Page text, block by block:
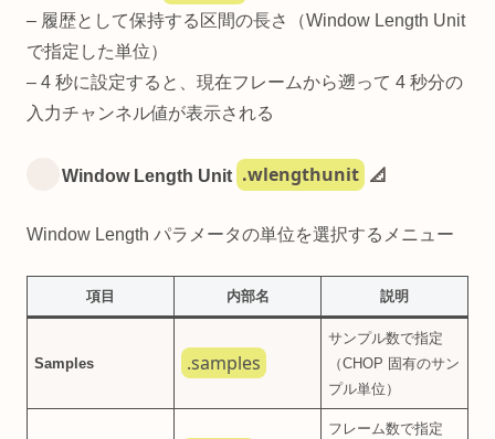
– 履歴として保持する区間の長さ（Window Length Unit
で指定した単位）
– 4 秒に設定すると、現在フレームから遡って 4 秒分の
入力チャンネル値が表示される
Window Length Unit .wlengthunit 📐
Window Length パラメータの単位を選択するメニュー
項目 内部名 説明
Samples .samples
サンプル数で指定
（CHOP 固有のサン
プル単位）
フレーム数で指定